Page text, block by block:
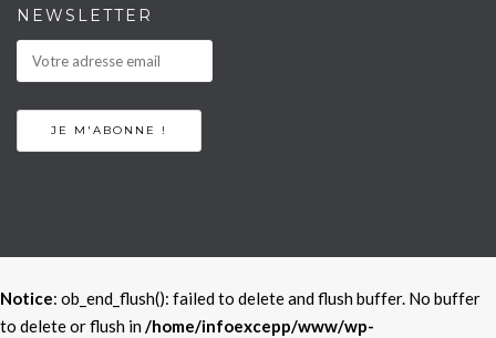
NEWSLETTER
Notice: ob_end_flush(): failed to delete and flush buffer. No buffer
to delete or flush in/home/infoexcepp/www/wp-